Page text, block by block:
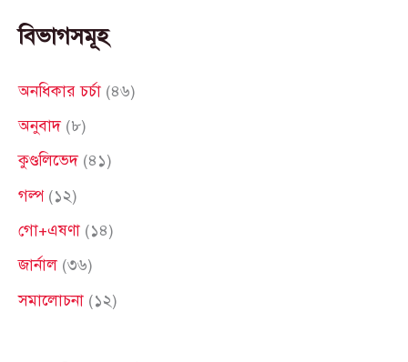
a
r
c
o
:
বিভাগসমূহ
অনধিকার চর্চা (৪৬)
অনুবাদ(৮)
কুণ্ডলিভেদ(৪১)
গল্প(১২)
গো+এষণা (১৪)
জার্নাল (৩৬)
সমালোচনা (১২)